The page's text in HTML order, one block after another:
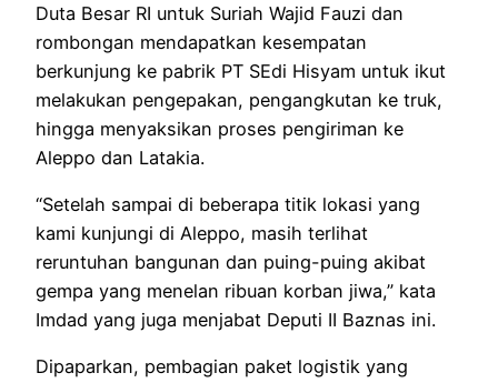
Duta Besar RI untuk Suriah Wajid Fauzi dan
rombongan mendapatkan kesempatan
berkunjung ke pabrik PT SEdi Hisyam untuk ikut
melakukan pengepakan, pengangkutan ke truk,
hingga menyaksikan proses pengiriman ke
Aleppo dan Latakia.
“Setelah sampai di beberapa titik lokasi yang
kami kunjungi di Aleppo, masih terlihat
reruntuhan bangunan dan puing-puing akibat
gempa yang menelan ribuan korban jiwa,” kata
Imdad yang juga menjabat Deputi II Baznas ini.
Dipaparkan, pembagian paket logistik yang